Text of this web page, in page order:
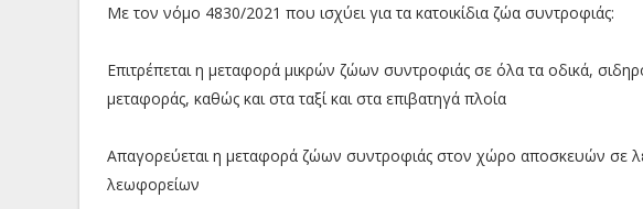
Με τον νόμο 4830/2021 που ισχύει για τα κατοικίδια ζώα συντροφιάς:
Επιτρέπεται η μεταφορά μικρών ζώων συντροφιάς σε όλα τα οδικά,
μεταφοράς, καθώς και στα ταξί και στα επιβατηγά πλοία
Απαγορεύεται η μεταφορά ζώων συντροφιάς στον χώρο αποσκευών σε
λεωφορείων